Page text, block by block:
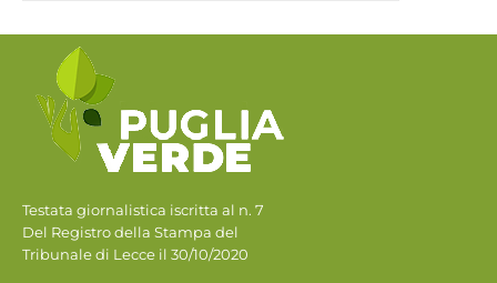
Testata giornalistica iscritta al n. 7
Del Registro della Stampa del
Tribunale di Lecce il 30/10/2020